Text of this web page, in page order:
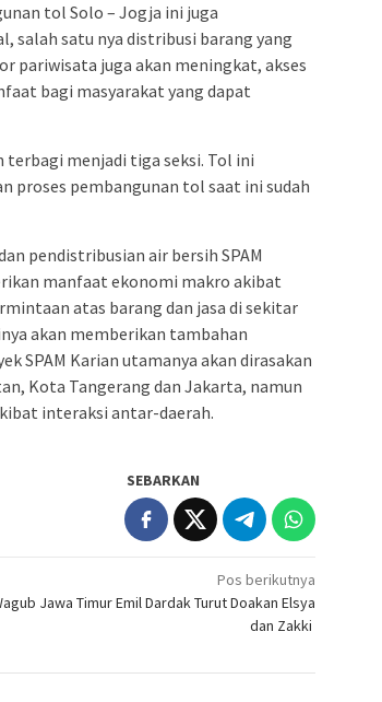
tol Solo – Jogja ini juga
salah satu nya distribusi barang yang
pariwisata juga akan meningkat, akses
bagi masyarakat yang dapat
terbagi menjadi tiga seksi. Tol ini
proses pembangunan tol saat ini sudah
pendistribusian air bersih SPAM
manfaat ekonomi makro akibat
atas barang dan jasa di sekitar
akan memberikan tambahan
SPAM Karian utamanya akan dirasakan
Kota Tangerang dan Jakarta, namun
interaksi antar-daerah.
SEBARKAN
Pos berikutnya
Jawa Timur Emil Dardak Turut Doakan Elsya
dan Zakki